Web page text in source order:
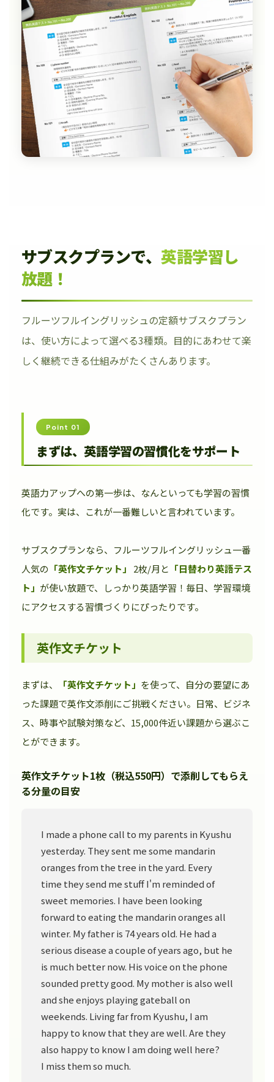
サブスクプランで、 英語学習し
放題！
フルーツフルイングリッシュの定額サブスクプラン
は、使い方によって選べる3種類。目的にあわせて楽
しく継続できる仕組みがたくさんあります。
Point 01
まずは、英語学習の習慣化をサポート
英語力アップへの第一歩は、なんといっても学習の習慣
化です。実は、これが一番難しいと言われています。
サブスクプランなら、フルーツフルイングリッシュ一番
人気の 「英作文チケット」 2枚/月と 「日替わり英語テス
ト」 が使い放題で、しっかり英語学習！毎日、学習環境
にアクセスする習慣づくりにぴったりです。
英作文チケット
まずは、 「英作文チケット」 を使って、自分の要望にあ
った課題で英作文添削にご挑戦ください。日常、ビジネ
ス、時事や試験対策など、15,000件近い課題から選ぶこ
とができます。
英作文チケット1枚（税込550円）で添削してもらえ
る分量の目安
I made a phone call to my parents in Kyushu
yesterday. They sent me some mandarin
oranges from the tree in the yard. Every
time they send me stuff I'm reminded of
sweet memories. I have been looking
forward to eating the mandarin oranges all
winter. My father is 74 years old. He had a
serious disease a couple of years ago, but he
is much better now. His voice on the phone
sounded pretty good. My mother is also well
and she enjoys playing gateball on
weekends. Living far from Kyushu, I am
happy to know that they are well. Are they
also happy to know I am doing well here?
I miss them so much.